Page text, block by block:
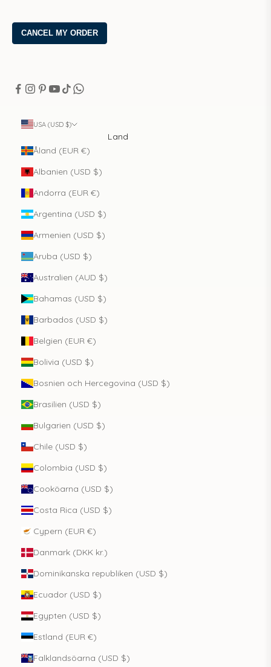
USA (USD $)
Land
Åland (EUR €)
Albanien (USD $)
Andorra (EUR €)
Argentina (USD $)
Armenien (USD $)
Aruba (USD $)
Australien (AUD $)
Bahamas (USD $)
Barbados (USD $)
Belgien (EUR €)
Bolivia (USD $)
Bosnien och Hercegovina (USD $)
Brasilien (USD $)
Bulgarien (USD $)
Chile (USD $)
Colombia (USD $)
Cooköarna (USD $)
Costa Rica (USD $)
Cypern (EUR €)
Danmark (DKK kr.)
Dominikanska republiken (USD $)
Ecuador (USD $)
Egypten (USD $)
Estland (EUR €)
Falklandsöarna (USD $)